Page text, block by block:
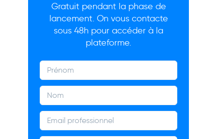
Gratuit pendant la phase de
lancement. On vous contacte
sous 48h pour accéder à la
plateforme.